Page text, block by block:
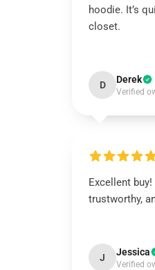
hoodie. It’s
closet.
D Derek
Verified
Excellent
trustworthy,
J Jessica
Verified